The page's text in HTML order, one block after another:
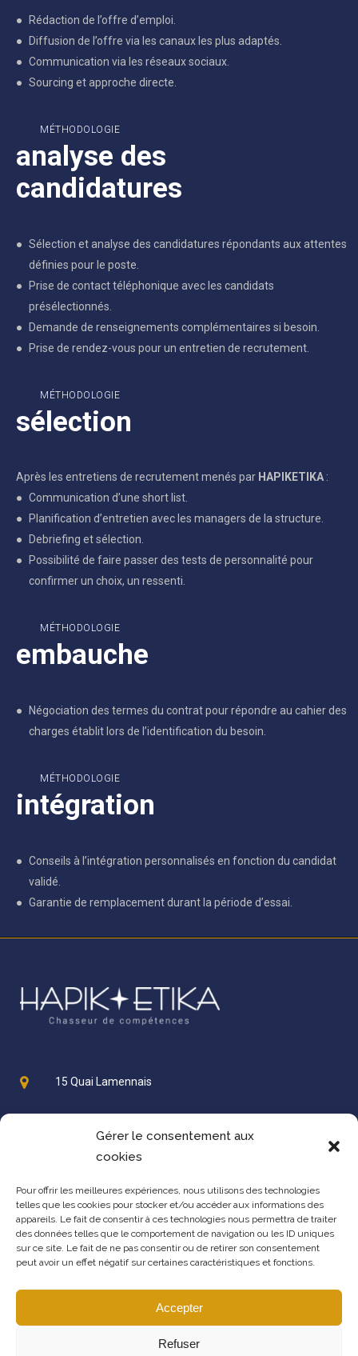
Gérer le consentement aux
cookies
Pour offrir les meilleures expériences, nous utilisons des technologies
telles que les cookies pour stocker et/ou accéder aux informations des
appareils. Le fait de consentir à ces technologies nous permettra de traiter
des données telles que le comportement de navigation ou les ID uniques
sur ce site. Le fait de ne pas consentir ou de retirer son consentement
peut avoir un effet négatif sur certaines caractéristiques et fonctions.
Accepter
Refuser
Rédaction de l’offre d’emploi.
Diffusion de l’offre via les canaux les plus adaptés.
Communication via les réseaux sociaux.
Sourcing et approche directe.
MÉTHODOLOGIE
analyse des
candidatures
Sélection et analyse des candidatures répondants aux attentes
définies pour le poste.
Prise de contact téléphonique avec les candidats
présélectionnés.
Demande de renseignements complémentaires si besoin.
Prise de rendez-vous pour un entretien de recrutement.
MÉTHODOLOGIE
sélection
Après les entretiens de recrutement menés par HAPIKETIKA :
Communication d’une short list.
Planification d’entretien avec les managers de la structure.
Debriefing et sélection.
Possibilité de faire passer des tests de personnalité pour
confirmer un choix, un ressenti.
MÉTHODOLOGIE
embauche
Négociation des termes du contrat pour répondre au cahier des
charges établit lors de l’identification du besoin.
MÉTHODOLOGIE
intégration
Conseils à l’intégration personnalisés en fonction du candidat
validé.
Garantie de remplacement durant la période d’essai.
15 Quai Lamennais
35000 Rennes
contact@hapiketika.fr
+33 2 23 61 25 46